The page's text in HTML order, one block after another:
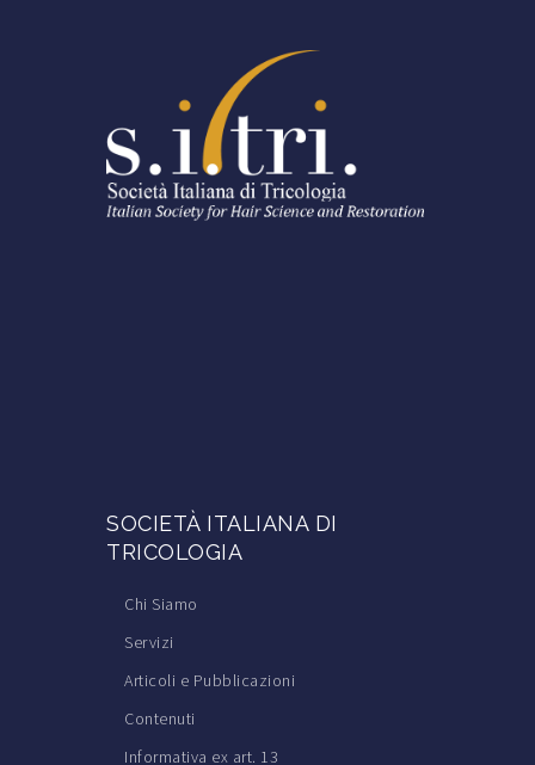
SOCIETÀ ITALIANA DI
TRICOLOGIA
Chi Siamo
Servizi
Articoli e Pubblicazioni
Contenuti
Informativa ex art. 13